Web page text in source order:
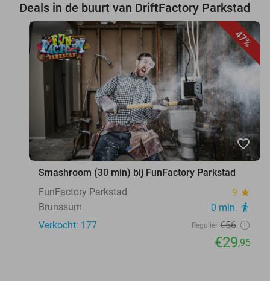
Deals in de buurt van DriftFactory Parkstad
47%
favorite_border
Smashroom (30 min) bij FunFactory Parkstad
FunFactory Parkstad
9 star
Brunssum 0 min. directions_walk
Verkocht: 177 Regulier €56
€29,95